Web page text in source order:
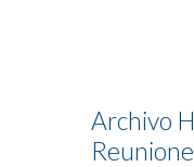
Archivo